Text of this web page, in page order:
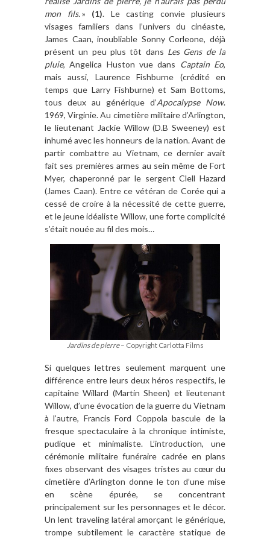
mon fils.» (1). Le casting convie plusieurs
visages familiers dans l’univers du cinéaste,
James Caan, inoubliable Sonny Corleone, déjà
présent un peu plus tôt dans Les Gens de la
pluie, Angelica Huston vue dans Captain Eo,
mais aussi, Laurence Fishburne (crédité en
temps que Larry Fishburne) et Sam Bottoms,
tous deux au générique d’Apocalypse Now.
1969, Virginie. Au cimetière militaire d’Arlington,
le lieutenant Jackie Willow (D.B Sweeney) est
inhumé avec les honneurs de la nation. Avant de
partir combattre au Vietnam, ce dernier avait
fait ses premières armes au sein même de Fort
Myer, chaperonné par le sergent Clell Hazard
(James Caan). Entre ce vétéran de Corée qui a
cessé de croire à la nécessité de cette guerre,
et le jeune idéaliste Willow, une forte complicité
s’était nouée au fil des mois…
Jardins de pierre– Copyright Carlotta Films
Si quelques lettres seulement marquent une
différence entre leurs deux héros respectifs, le
capitaine Willard (Martin Sheen) et lieutenant
Willow, d’une évocation de la guerre du Vietnam
à l’autre, Francis Ford Coppola bascule de la
fresque spectaculaire à la chronique intimiste,
pudique et minimaliste. L’introduction, une
cérémonie militaire funéraire cadrée en plans
fixes observant des visages tristes au cœur du
cimetière d’Arlington donne le ton d’une mise
en scène épurée, se concentrant
principalement sur les personnages et le décor.
Un lent traveling latéral amorçant le générique,
trompe subtilement le caractère statique de